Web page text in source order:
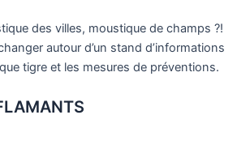
des villes, moustique de champs ?!
autour d’un stand d’informations
tigre et les mesures de préventions.